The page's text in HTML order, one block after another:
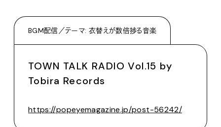
BGM配信／テーマ: 衣替えが数倍捗る音楽
TOWN TALK RADIO Vol.15 by
Tobira Records
https://popeyemagazine.jp/post-56242/